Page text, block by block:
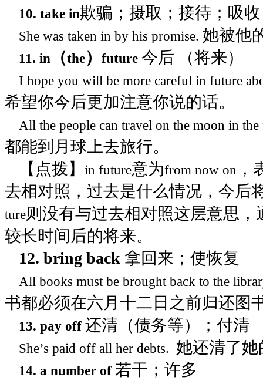
10. take in欺骗；摄取；接待；吸收
She was taken in by his promise. 她被他
11. in （the）future今后 （将来）
I hope you will be more careful in future
希望你今后更加注意你说的话。
All the people can travel on the moon in
都能到月球上去旅行。
【点拨】
in future意为from now on ，
去相对照，过去是什么情况，今后
ture则没有与过去相对照这层意思，
较长时间后的将来。
12. bring back 拿回来；使恢复
All books must be brought back to the
书都必须在六月十二日之前归还图
13. pay off还清（债务等）；付清
She’s paid off all her debts. 她还清了
14. a number of若干；许多